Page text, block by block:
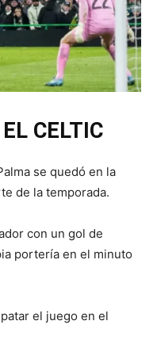
CELTIC
se quedó en la
de la temporada.
con un gol de
portería en el minuto
el juego en el